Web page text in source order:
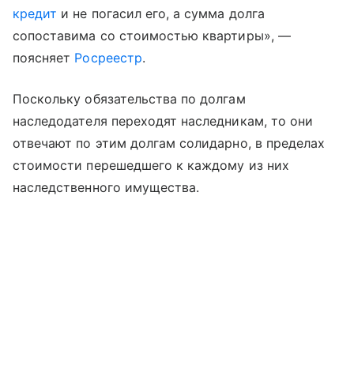
кредит и не погасил его, а сумма долга
сопоставима со стоимостью квартиры», —
поясняет Росреестр.
Поскольку обязательства по долгам
наследодателя переходят наследникам, то они
отвечают по этим долгам солидарно, в пределах
стоимости перешедшего к каждому из них
наследственного имущества.